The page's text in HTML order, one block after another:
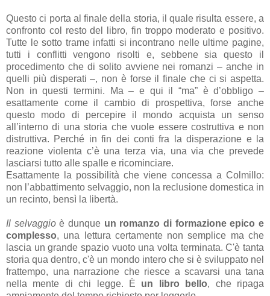
Questo ci porta al finale della storia, il quale risulta essere, a
confronto col resto del libro, fin troppo moderato e positivo.
Tutte le sotto trame infatti si incontrano nelle ultime pagine,
tutti i conflitti vengono risolti e, sebbene sia questo il
procedimento che di solito avviene nei romanzi – anche in
quelli più disperati –, non è forse il finale che ci si aspetta.
Non in questi termini. Ma – e qui il “ma” è d’obbligo –
esattamente come il cambio di prospettiva, forse anche
questo modo di percepire il mondo acquista un senso
all’interno di una storia che vuole essere costruttiva e non
distruttiva. Perché in fin dei conti fra la disperazione e la
reazione violenta c’è una terza via, una via che prevede
lasciarsi tutto alle spalle e ricominciare.
Esattamente la possibilità che viene concessa a Colmillo:
non l’abbattimento selvaggio, non la reclusione domestica in
un recinto, bensì la libertà.
Il selvaggioè dunque un romanzo di formazione epico e
complesso, una lettura certamente non semplice ma che
lascia un grande spazio vuoto una volta terminata. C'è tanta
storia qua dentro, c'è un mondo intero che si è sviluppato nel
frattempo, una narrazione che riesce a scavarsi una tana
nella mente di chi legge. È un libro bello, che ripaga